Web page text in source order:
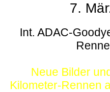
7.
Int. ADAC-
Neue Bilder
Kilometer-Rennen